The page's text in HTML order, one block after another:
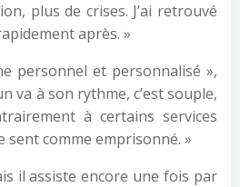
plus de crises. J’ai retrouvé
après. »
personnel et personnalisé »,
va à son rythme, c’est souple,
à certains services
sent comme emprisonné. »
il assiste encore une fois par